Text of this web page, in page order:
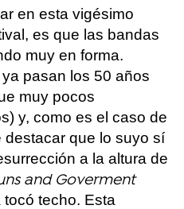
en esta vigésimo
es que las bandas
muy en forma.
pasan los 50 años
muy pocos
y, como es el caso de
destacar que lo suyo sí
a la altura de
and Goverment
techo. Esta